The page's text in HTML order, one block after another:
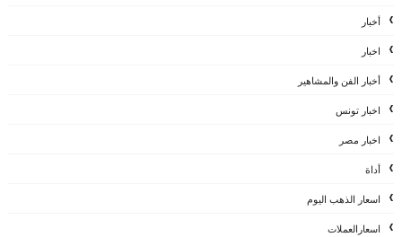
أخبار
اخبار
أخبار الفن والمشاهير
اخبار تونس
اخبار مصر
أداة
اسعار الذهب اليوم
اسعارالعملات